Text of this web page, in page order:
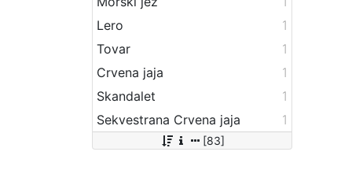
Lero
1
Tovar
1
Crvena jaja
1
Skandalet
1
Sekvestrana Crvena jaja
1
[83]